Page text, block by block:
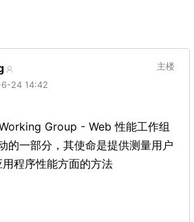
24 14:42
主楼
Group - Web 性能工作组
的一部分，其使命是提供测量用户
程序性能方面的方法